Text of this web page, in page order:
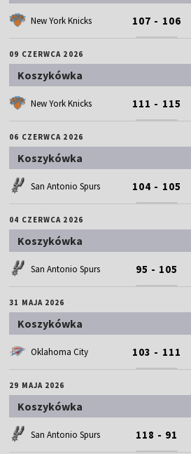
New York Knicks 107 - 106
09 CZERWCA 2026
Koszykówka
New York Knicks 111 - 115
06 CZERWCA 2026
Koszykówka
San Antonio Spurs 104 - 105
04 CZERWCA 2026
Koszykówka
San Antonio Spurs 95 - 105
31 MAJA 2026
Koszykówka
Oklahoma City 103 - 111
29 MAJA 2026
Koszykówka
San Antonio Spurs 118 - 91